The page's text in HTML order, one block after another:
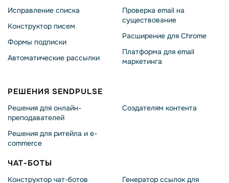
Исправление списка
Конструктор писем
Формы подписки
Автоматические рассылки
Проверка email на
существование
Расширение для Chrome
Платформа для email
маркетинга
РЕШЕНИЯ SENDPULSE
Решения для онлайн-
преподавателей
Решения для ритейла и e-
commerce
Создателям контента
ЧАТ-БОТЫ
Конструктор чат-ботов
Генератор ссылок для